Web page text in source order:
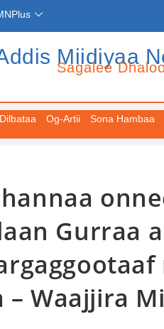
Miidiyaa
Sagalee
Og-Artii Sona Hambaa
Gurraa
– Waajjira